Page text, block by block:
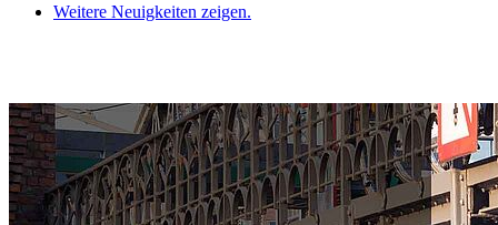
Weitere Neuigkeiten zeigen.